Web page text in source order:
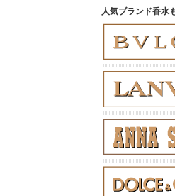
人気ブランド香水